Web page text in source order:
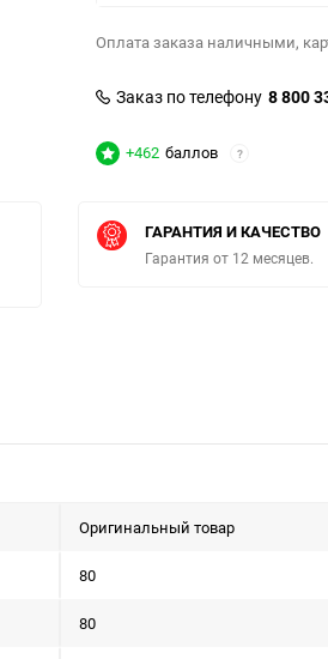
Оплата заказа наличными,
Заказ по телефону 8 800
+462 баллов ?
ГАРАНТИЯ И КАЧЕСТВО
Гарантия от 12 месяцев.
Оригинальный товар
80
80